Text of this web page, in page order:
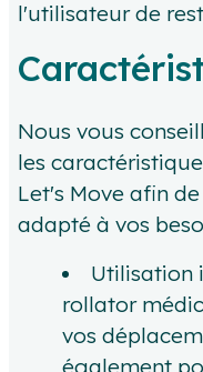
l'utilisateur de
Nous vous
les
Let's Move afin
adapté à vos
Utilisation
rollator
vos